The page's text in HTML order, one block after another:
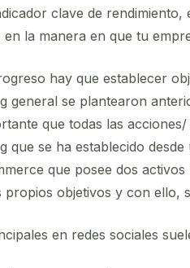
clave de
la manera en que tu
hay que establecer
general se plantearon
que todas las
que se ha establecido
que posee dos
propios objetivos y con ello,
en redes sociales